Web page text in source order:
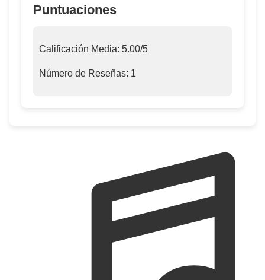
Puntuaciones
Calificación Media: 5.00/5
Número de Reseñas: 1